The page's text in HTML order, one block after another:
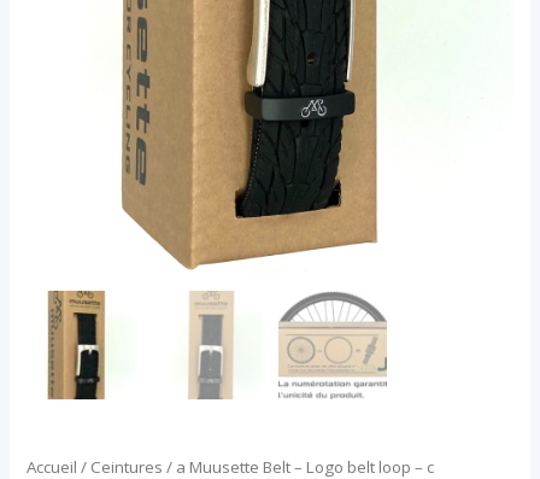
Accueil / Ceintures / a Muusette Belt – Logo belt loop – c